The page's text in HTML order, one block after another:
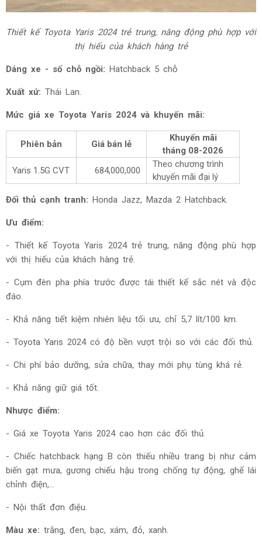
Thiết kế Toyota Yaris 2024 trẻ trung, năng động phù hợp với
thị hiếu của khách hàng trẻ
Dáng xe - số chỗ ngồi: Hatchback 5 chỗ
Xuất xứ: Thái Lan.
Mức giá xe Toyota Yaris 2024 và khuyến mãi:
Phiên bản Giá bán lẻ
Khuyến mãi
tháng 08-2026
Yaris 1.5G CVT
684,000,000
Theo chương trình
khuyến mãi đại lý
Đối thủ cạnh tranh: Honda Jazz, Mazda 2 Hatchback.
Ưu điểm:
- Thiết kế Toyota Yaris 2024 trẻ trung, năng động phù hợp
với thị hiếu của khách hàng trẻ.
- Cụm đèn pha phía trước được tái thiết kế sắc nét và độc
đáo.
- Khả năng tiết kiệm nhiên liệu tối ưu, chỉ 5,7 lít/100 km.
- Toyota Yaris 2024 có độ bền vượt trội so với các đối thủ.
- Chi phí bảo dưỡng, sửa chữa, thay mới phụ tùng khá rẻ.
- Khả năng giữ giá tốt.
Nhược điểm:
- Giá xe Toyota Yaris 2024 cao hơn các đối thủ.
- Chiếc hatchback hạng B còn thiếu nhiều trang bị như cảm
biến gạt mưa, gương chiếu hậu trong chống tự động, ghế lái
chỉnh điện,…
- Nội thất đơn điệu.
Màu xe: trắng, đen, bạc, xám, đỏ, xanh.